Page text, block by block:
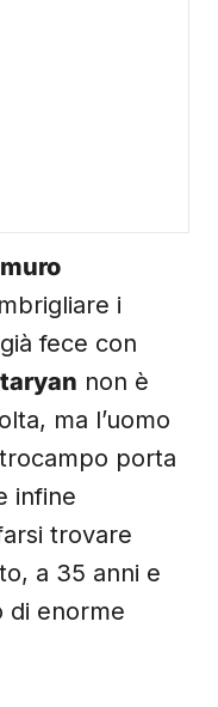
muro
i
fece con
non è
ma l’uomo
porta
infine
trovare
a 35 anni e
di enorme